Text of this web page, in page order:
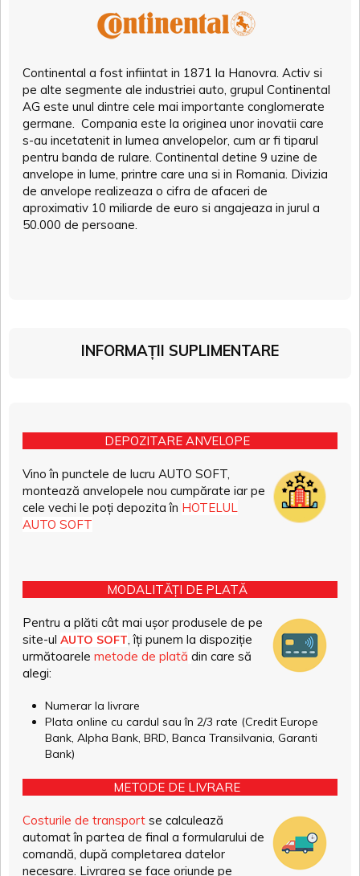
Continental a fost infiintat in 1871 la Hanovra. Activ si
pe alte segmente ale industriei auto, grupul Continental
AG este unul dintre cele mai importante conglomerate
germane. Compania este la originea unor inovatii care
s-au incetatenit in lumea anvelopelor, cum ar fi tiparul
pentru banda de rulare. Continental detine 9 uzine de
anvelope in lume, printre care una si in Romania. Divizia
de anvelope realizeaza o cifra de afaceri de
aproximativ 10 miliarde de euro si angajeaza in jurul a
50.000 de persoane.
INFORMAȚII SUPLIMENTARE
DEPOZITARE ANVELOPE
Vino în punctele de lucru AUTO SOFT,
montează anvelopele nou cumpărate iar pe
cele vechi le poți depozita în HOTELUL
AUTO SOFT
MODALITĂȚI DE PLATĂ
Pentru a plăti cât mai ușor produsele de pe
site-ul AUTO SOFT , îți punem la dispoziție
următoarele metode de plată din care să
alegi:
Numerar la livrare
Plata online cu cardul sau în 2/3 rate (Credit Europe
Bank, Alpha Bank, BRD, Banca Transilvania, Garanti
Bank)
METODE DE LIVRARE
Costurile de transport se calculează
automat în partea de final a formularului de
comandă, după completarea datelor
necesare. Livrarea se face oriunde pe